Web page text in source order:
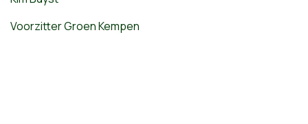
Voorzitter Groen Kempen